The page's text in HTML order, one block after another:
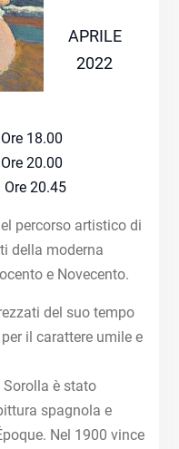
APRILE
2022
18.00
20.00
20.45
percorso artistico di
della moderna
e Novecento.
del suo tempo
il carattere umile e
è stato
spagnola e
Nel 1900 vince